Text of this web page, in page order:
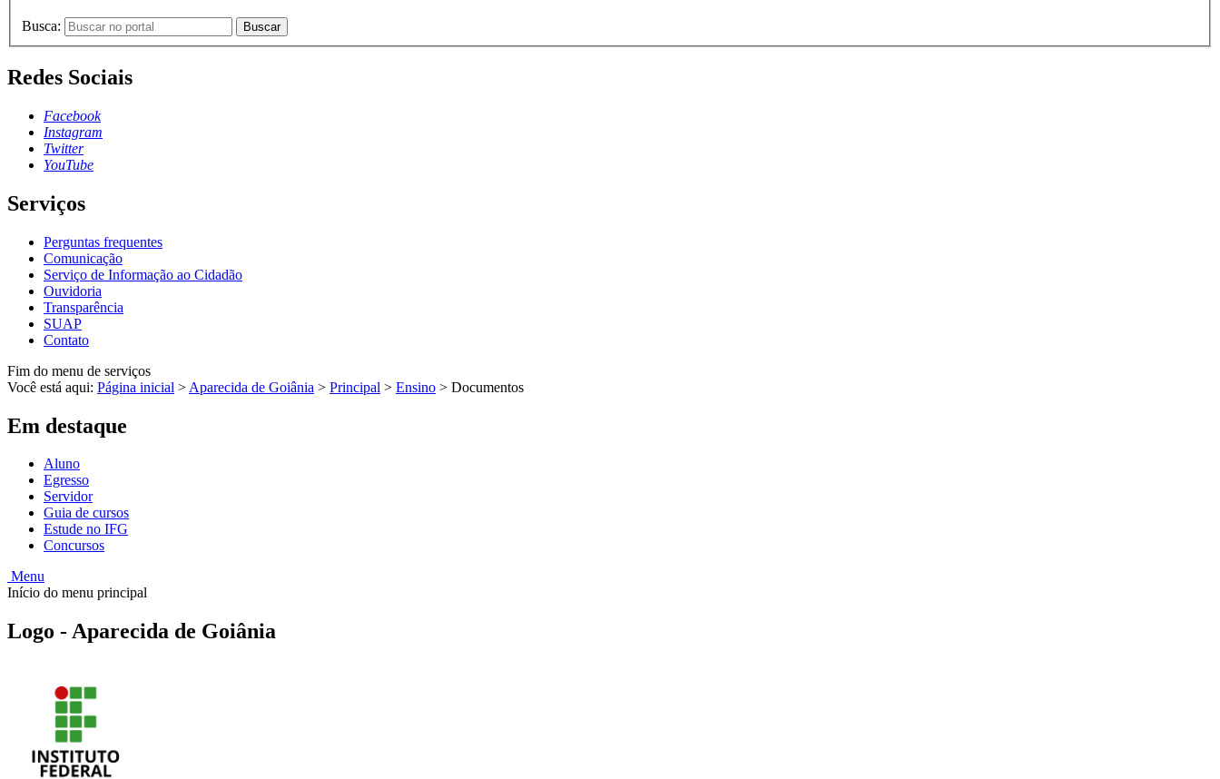
Busca: Buscar
Redes Sociais
Facebook
Instagram
Twitter
YouTube
Serviços
Perguntas frequentes
Comunicação
Serviço de Informação ao Cidadão
Ouvidoria
Transparência
SUAP
Contato
Fim do menu de serviços
Você está aqui: Página inicial > Aparecida de Goiânia > Principal > Ensino > Documentos
Em destaque
Aluno
Egresso
Servidor
Guia de cursos
Estude no IFG
Concursos
Menu
Início do menu principal
Logo - Aparecida de Goiânia